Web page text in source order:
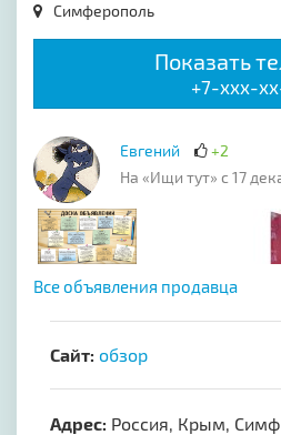
Симферополь
Показать
+7-xxx-
Евгений
+2
На «Ищи тут» с 17
Все объявления продавца
Сайт: обзор
Адрес: Россия, Крым,